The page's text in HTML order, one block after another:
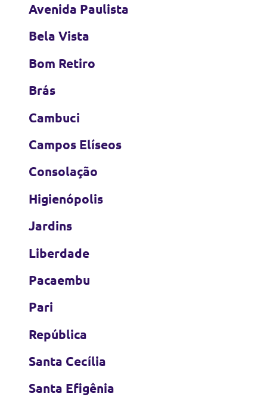
Avenida Paulista
Bela Vista
Bom Retiro
Brás
Cambuci
Campos Elíseos
Consolação
Higienópolis
Jardins
Liberdade
Pacaembu
Pari
República
Santa Cecília
Santa Efigênia